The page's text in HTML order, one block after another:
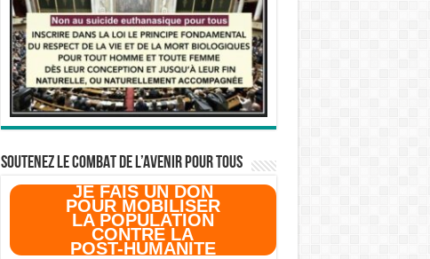
SOUTENEZ LE COMBAT DE L’AVenir pour Tous
JE FAIS UN DON
POUR MOBILISER
LA POPULATION
CONTRE LA
POST-HUMANITE